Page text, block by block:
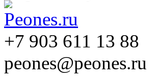
+7 903 611 13 88
peones@peones.ru